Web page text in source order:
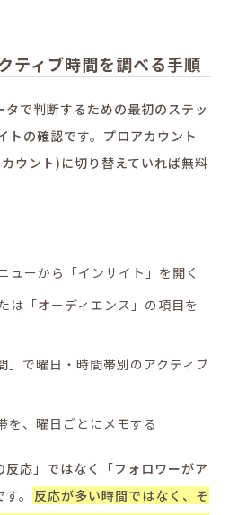
ティブ時間を調べる手順
で判断するための最初のステッ
の確認です。プロアカウント
ウント)に切り替えていれば無料
ューから「インサイト」を開く
は「オーディエンス」の項目を
」で曜日・時間帯別のアクティブ
を、曜日ごとにメモする
応」ではなく「フォロワーがア
。
反応が多い時間ではなく、そ